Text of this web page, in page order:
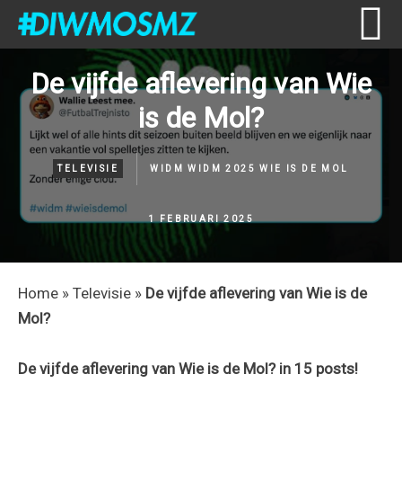
primary
navigation
content
primary
sidebar
footer
De vijfde aflevering van Wie
is de Mol?
TELEVISIE WIDM WIDM 2025 WIE IS DE MOL
1 FEBRUARI 2025
Home » Televisie » De vijfde aflevering van Wie is de
Mol?
De vijfde aflevering van Wie is de Mol? in 15 posts!